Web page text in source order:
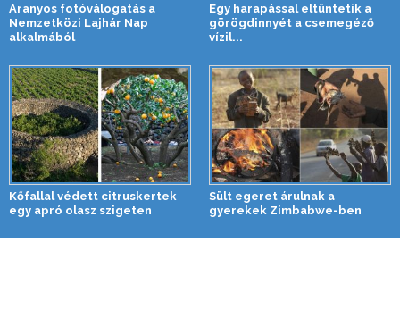
Aranyos fotóválogatás a
Nemzetközi Lajhár Nap
alkalmából
Egy harapással eltüntetik a
görögdinnyét a csemegéző
vízil...
Kőfallal védett citruskertek
egy apró olasz szigeten
Sült egeret árulnak a
gyerekek Zimbabwe-ben